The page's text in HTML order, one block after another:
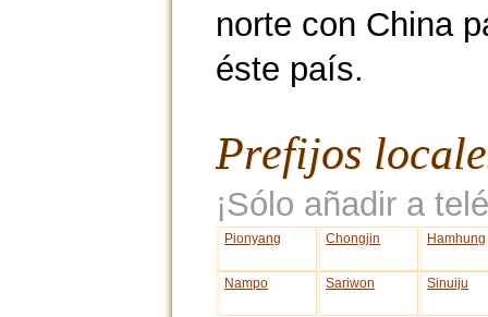
norte con China
éste país.
Prefijos
¡Sólo añadir a
Pionyang Chongjin Hamhung
Nampo Sariwon Sinuiju